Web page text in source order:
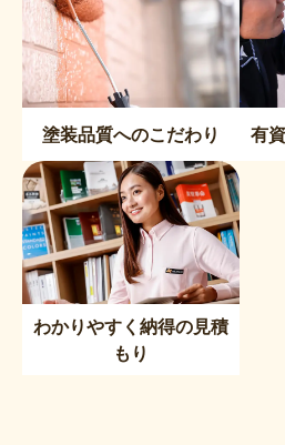
塗装品質へのこだわり 有
わかりやすく納得の見積
もり